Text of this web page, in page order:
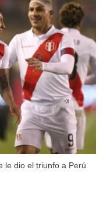
le dio el triunfo a Perú
X
X
X